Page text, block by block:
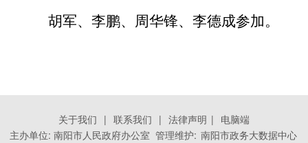
胡军、李鹏、周华锋、李德成参加。
关于我们 | 联系我们 | 法律声明 | 电脑端
主办单位: 南阳市人民政府办公室 管理维护: 南阳市政务大数据中心